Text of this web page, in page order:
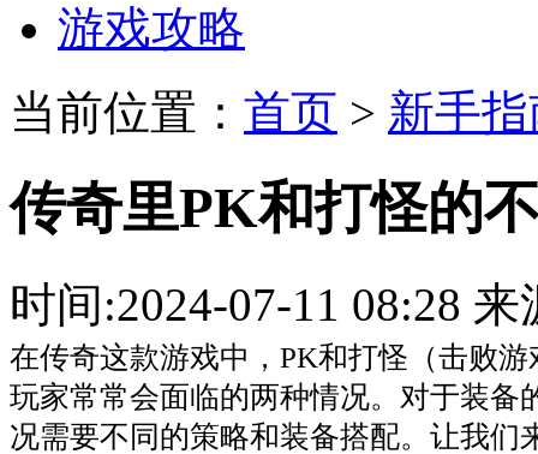
游戏攻略
当前位置： 首页 > 新手
传奇里PK和打怪的
时间:2024-07-11 08:28
在传奇这款游戏中，PK和打怪（击败
玩家常常会面临的两种情况。对于装备
况需要不同的策略和装备搭配。让我们